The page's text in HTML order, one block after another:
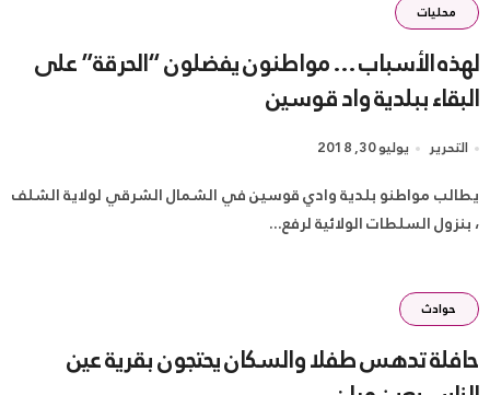
محليات
لهذه الأسباب … مواطنون يفضلون “الحرقة” على
البقاء ببلدية واد قوسين
التحرير يوليو 30, 2018
يطالب مواطنو بلدية وادي قوسين في الشمال الشرقي لولاية الشلف
، بنزول السلطات الولائية لرفع...
حوادث
حافلة تدهس طفلا والسكان يحتجون بقرية عين